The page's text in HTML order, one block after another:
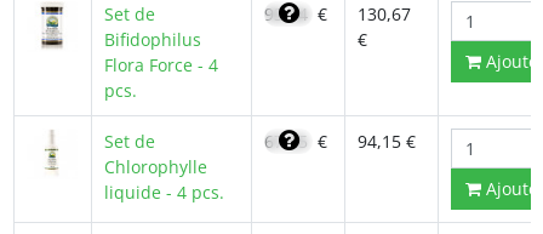
Set de
Bifidophilus
Flora Force - 4
pcs.
93,34 €
130,67
€
Set de
Chlorophylle
liquide - 4 pcs.
67,25 € 94,15 €